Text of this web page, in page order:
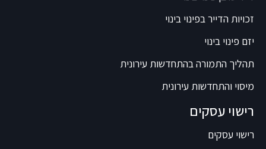
זכויות הדייר בפינוי בינוי
יזם פינוי בינוי
תהליך התמורה בהתחדשות עירונית
מיסוי והתחדשות עירונית
רישוי עסקים
רישוי עסקים